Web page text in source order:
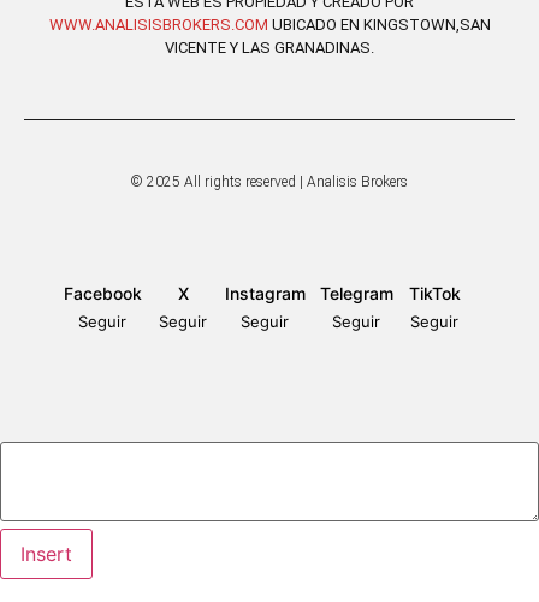
WWW.ANALISISBROKERS.COM UBICADO EN KINGSTOWN,SAN
VICENTE Y LAS GRANADINAS.
© 2025 All rights reserved | Analisis Brokers
Facebook
Seguir
X
Seguir
Instagram
Seguir
Telegram
Seguir
TikTok
Seguir
Insert